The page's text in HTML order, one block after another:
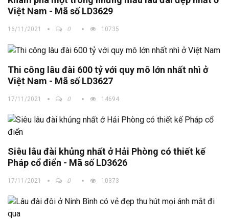
Việt Nam - Mã số LD3629
16/11/2021 0 10735
Thi công lâu đài 600 tỷ với quy mô lớn nhất nhì ở
Việt Nam - Mã số LD3627
17/11/2021 0 14694
Siêu lâu đài khủng nhất ở Hải Phòng có thiết kế
Pháp cổ điển - Mã số LD3626
17/11/2021 0 10373